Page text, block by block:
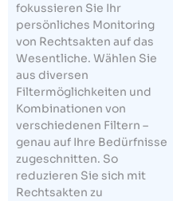
fokussieren Sie Ihr
persönliches Monitoring
von Rechtsakten auf das
Wesentliche. Wählen Sie
aus diversen
Filtermöglichkeiten und
Kombinationen von
verschiedenen Filtern –
genau auf Ihre Bedürfnisse
zugeschnitten. So
reduzieren Sie sich mit
Rechtsakten zu